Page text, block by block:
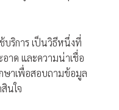
บริการ เป็นวิธีหนึ่งที่
อาด และความน่าเชื่อ
ษาเพื่อสอบถามข้อมูล
นใจ